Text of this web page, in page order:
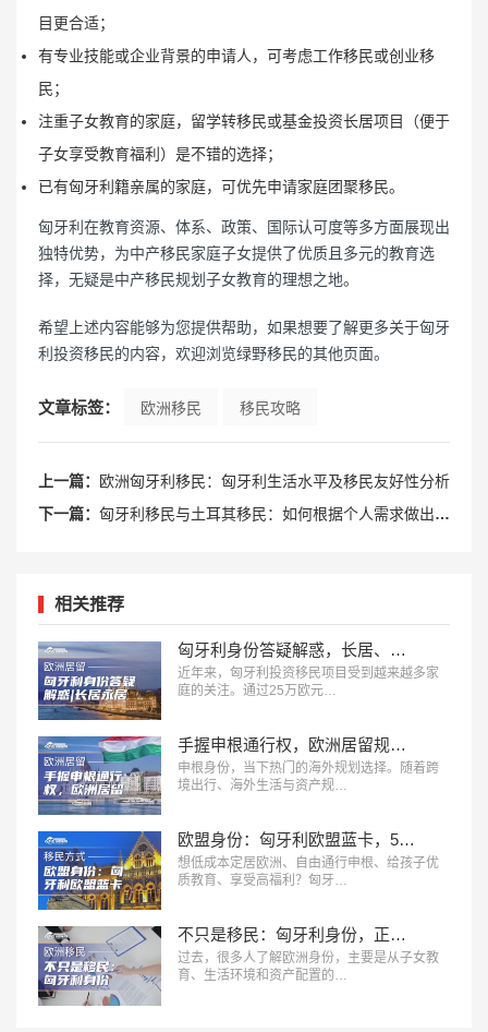
目更合适；
有专业技能或企业背景的申请人，可考虑工作移民或创业移
民；
注重子女教育的家庭，留学转移民或基金投资长居项目（便于
子女享受教育福利）是不错的选择；
已有匈牙利籍亲属的家庭，可优先申请家庭团聚移民。
匈牙利在教育资源、体系、政策、国际认可度等多方面展现出
独特优势，为中产移民家庭子女提供了优质且多元的教育选
择，无疑是中产移民规划子女教育的理想之地。
希望上述内容能够为您提供帮助，如果想要了解更多关于匈牙
利投资移民的内容，欢迎浏览绿野移民的其他页面。
文章标签： 欧洲移民 移民攻略
上一篇：
欧洲匈牙利移民：匈牙利生活水平及移民友好性分析
下一篇： 匈牙利移民与土耳其移民：如何根据个人需求做出选择？
相关推荐
匈牙利身份答疑解惑，长居、永居、入籍的8个常见问题
近年来，匈牙利投资移民项目受到越来越多家
庭的关注。通过25万欧元…
手握申根通行权，欧洲居留规划该如何选择？
申根身份，当下热门的海外规划选择。随着跨
境出行、海外生活与资产规…
欧盟身份：匈牙利欧盟蓝卡，5.5 万欧起步，3年拿永居
想低成本定居欧洲、自由通行申根、给孩子优
质教育、享受高福利？匈牙…
不只是移民：匈牙利身份，正在成为企业出海欧洲的提前布局
过去，很多人了解欧洲身份，主要是从子女教
育、生活环境和资产配置的…